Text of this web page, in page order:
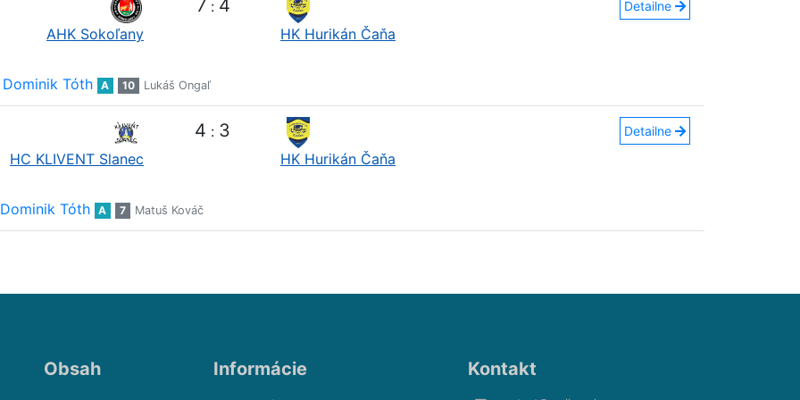
AHK Sokoľany
7 : 4
HK Hurikán Čaňa
Detailne
Dominik Tóth A 10 Lukáš Ongaľ
HC KLIVENT Slanec
4 : 3
HK Hurikán Čaňa
Detailne
Dominik Tóth A 7 Matuš Kováč
Obsah Informácie Kontakt